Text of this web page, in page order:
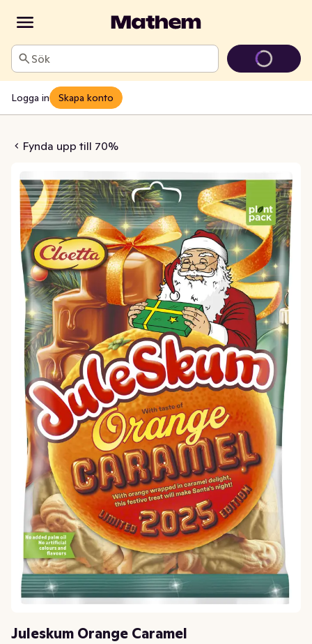
Sök
Logga in Skapa konto
Fynda upp till 70%
Caramel
Juleskum Orange Caramel